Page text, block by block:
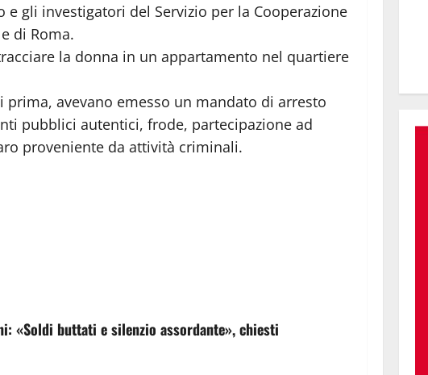
gli investigatori del Servizio per la Cooperazione
di Roma.
la donna in un appartamento nel quartiere
avevano emesso un mandato di arresto
pubblici autentici, frode, partecipazione ad
proveniente da attività criminali.
«Soldi buttati e silenzio assordante», chiesti